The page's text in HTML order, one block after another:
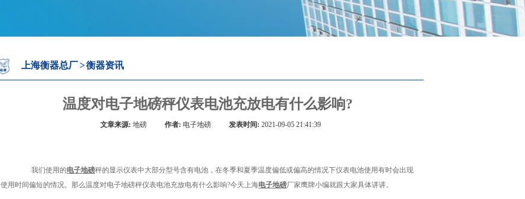
上海衡器总厂>衡器资讯
温度对电子地磅秤仪表电池充放电有什么影响?
文章来源: 地磅 作者: 电子地磅 发表时间: 2021-09-05 21:41:39
我们使用的电子地磅秤的显示仪表中大部分型号含有电池，在冬季和夏季温度偏低或偏高的情况下仪表电池使用有时会出现
使用时间偏短的情况。那么温度对电子地磅秤仪表电池充放电有什么影响?今天上海电子地磅厂家鹰牌小编就跟大家具体讲讲。